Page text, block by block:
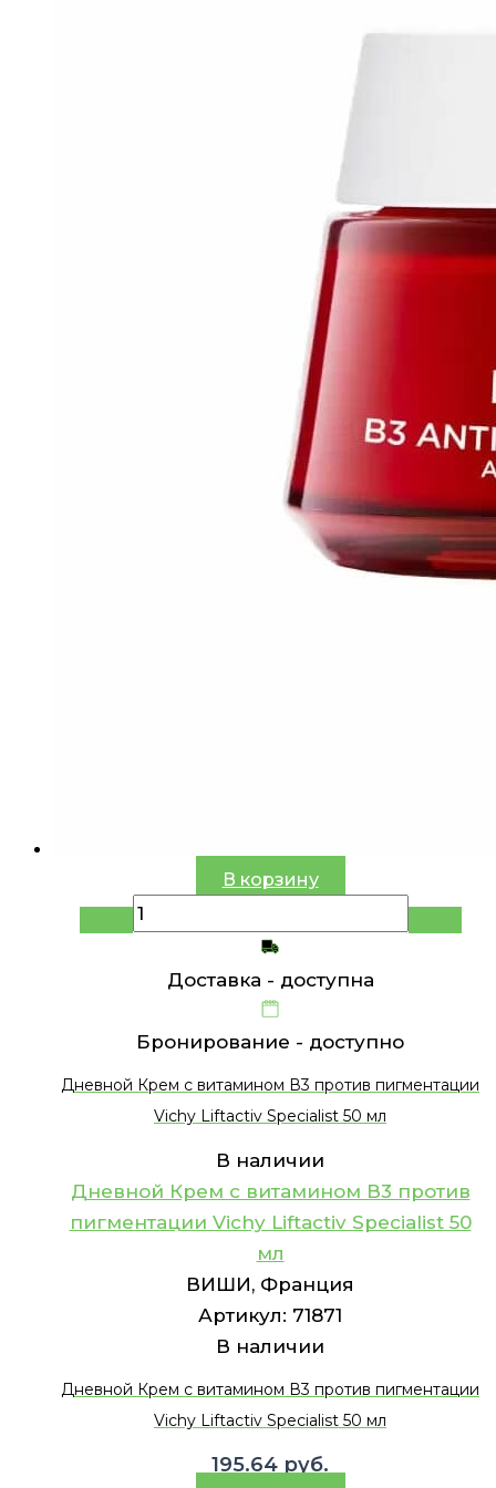
В корзину
Доставка - доступна
Бронирование - доступно
Дневной Крем с витамином В3 против пигментации
Vichy Liftactiv Specialist 50 мл
В наличии
Дневной Крем с витамином В3 против
пигментации Vichy Liftactiv Specialist 50
мл
ВИШИ, Франция
Артикул: 71871
В наличии
Дневной Крем с витамином В3 против пигментации
Vichy Liftactiv Specialist 50 мл
195.64 руб.